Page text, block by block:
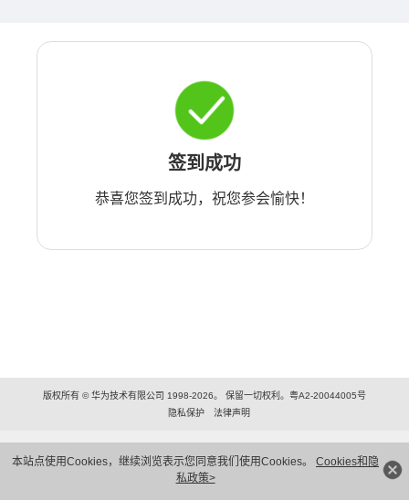
本站点使用Cookies，继续浏览表示您同意我们使用Cookies。 Cookies和隐
私政策>
签到成功
恭喜您签到成功，祝您参会愉快！
版权所有 © 华为技术有限公司 1998-2026。 保留一切权利。粤A2-20044005号
隐私保护
法律声明